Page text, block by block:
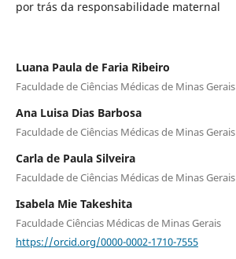
por trás da responsabilidade maternal
Luana Paula de Faria Ribeiro
Faculdade de Ciências Médicas de Minas Gerais
Ana Luisa Dias Barbosa
Faculdade de Ciências Médicas de Minas Gerais
Carla de Paula Silveira
Faculdade de Ciências Médicas de Minas Gerais
Isabela Mie Takeshita
Faculdade Ciências Médicas de Minas Gerais
https://orcid.org/0000-0002-1710-7555